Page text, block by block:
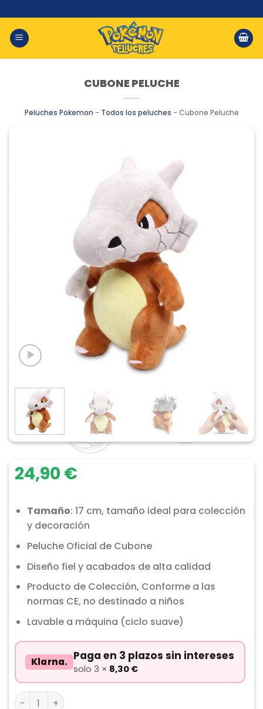
al
contenido
CUBONE PELUCHE
Peluches Pokemon - Todos los peluches - Cubone Peluche
24,90 €
Tamaño: 17 cm, tamaño ideal para colección
y decoración
Peluche Oficial de Cubone
Diseño fiel y acabados de alta calidad
Producto de Colección, Conforme a las
normas CE, no destinado a niños
Lavable a máquina (ciclo suave)
Klarna. Paga en 3 plazos sin intereses
solo 3 × 8,30 €
Cubone Peluche cantidad